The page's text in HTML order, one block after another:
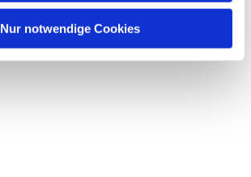
Nur notwendige Cookies